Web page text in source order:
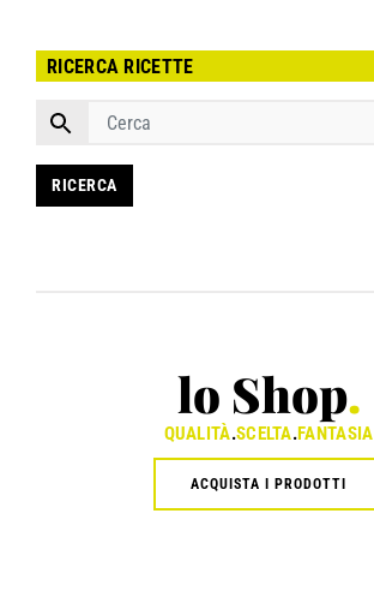
RICERCA RICETTE
lo Shop.
QUALITÀ.SCELTA.FANTASIA
ACQUISTA I PRODOTTI